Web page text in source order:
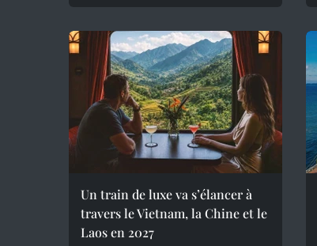
Un train de luxe va s’élancer à
travers le Vietnam, la Chine et le
Laos en 2027